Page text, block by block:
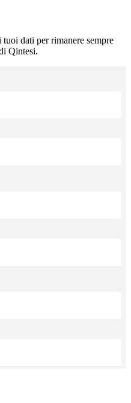
dati per rimanere sempre
Qintesi.